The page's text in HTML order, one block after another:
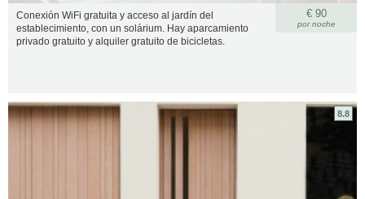
€ 90
por noche
Conexión WiFi gratuita y acceso al jardín del
establecimiento, con un solárium. Hay aparcamiento
privado gratuito y alquiler gratuito de bicicletas.
8.8